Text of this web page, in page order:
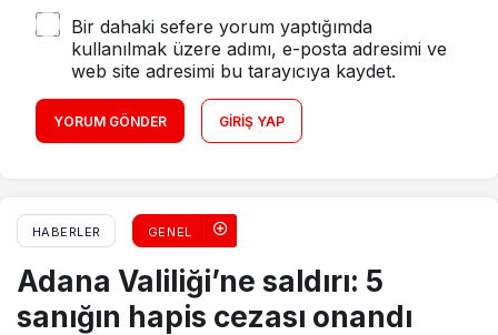
Bir dahaki sefere yorum yaptığımda
kullanılmak üzere adımı, e-posta adresimi ve
web site adresimi bu tarayıcıya kaydet.
YORUM GÖNDER GIRIŞ YAP
HABERLER GENEL
Adana Valiliği’ne saldırı: 5
sanığın hapis cezası onandı